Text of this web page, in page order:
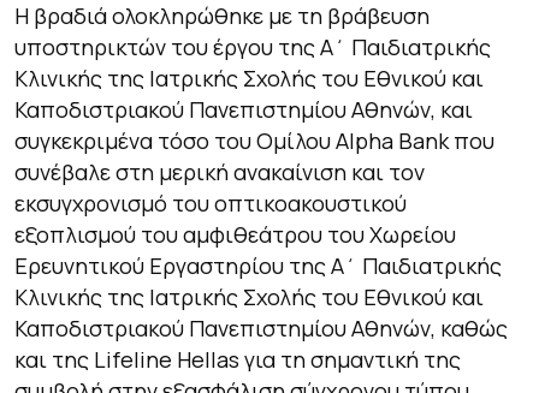
Η βραδιά ολοκληρώθηκε με τη βράβευση
υποστηρικτών του έργου της Α΄ Παιδιατρικής
Κλινικής της Ιατρικής Σχολής του Εθνικού και
Καποδιστριακού Πανεπιστημίου Αθηνών, και
συγκεκριμένα τόσο του Ομίλου Alpha Bank που
συνέβαλε στη μερική ανακαίνιση και τον
εκσυγχρονισμό του οπτικοακουστικού
εξοπλισμού του αμφιθεάτρου του Χωρείου
Ερευνητικού Εργαστηρίου της Α΄ Παιδιατρικής
Κλινικής της Ιατρικής Σχολής του Εθνικού και
Καποδιστριακού Πανεπιστημίου Αθηνών, καθώς
και της Lifeline Hellas για τη σημαντική της